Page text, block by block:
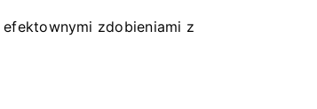
zdobieniami z